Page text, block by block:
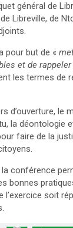
général de
Libreville, de
pour but de «
et de
les termes de
d’ouverture, le
la déontologie
faire de la
conférence
bonnes
l’exercice soit